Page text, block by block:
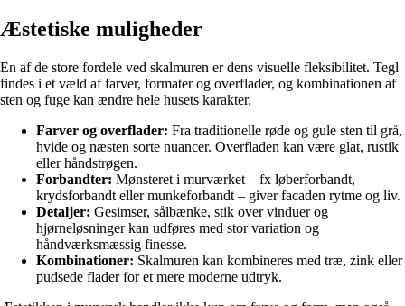
Æstetiske muligheder
En af de store fordele ved skalmuren er dens visuelle fleksibilitet. Tegl
findes i et væld af farver, formater og overflader, og kombinationen af
sten og fuge kan ændre hele husets karakter.
Farver og overflader: Fra traditionelle røde og gule sten til grå,
hvide og næsten sorte nuancer. Overfladen kan være glat, rustik
eller håndstrøgen.
Forbandter: Mønsteret i murværket – fx løberforbandt,
krydsforbandt eller munkeforbandt – giver facaden rytme og liv.
Detaljer: Gesimser, sålbænke, stik over vinduer og
hjørneløsninger kan udføres med stor variation og
håndværksmæssig finesse.
Kombinationer: Skalmuren kan kombineres med træ, zink eller
pudsede flader for et mere moderne udtryk.